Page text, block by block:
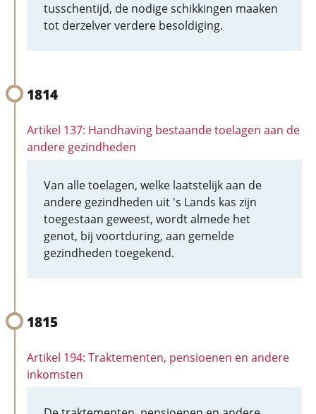
tusschentijd, de nodige schikkingen maaken
tot derzelver verdere besoldiging.
1814
Artikel 137: Handhaving bestaande toelagen aan de
andere gezindheden
Van alle toelagen, welke laatstelijk aan de
andere gezindheden uit 's Lands kas zijn
toegestaan geweest, wordt almede het
genot, bij voortduring, aan gemelde
gezindheden toegekend.
1815
Artikel 194: Traktementen, pensioenen en andere
inkomsten